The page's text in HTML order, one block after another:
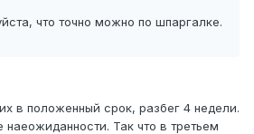
что точно можно по шпаргалке.
в положенный срок, разбег 4 недели.
Так что в третьем